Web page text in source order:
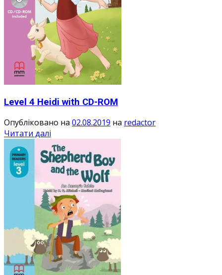
Level 4 Heidi with CD-ROM
Опубліковано на 02.08.2019 на redactor
Читати далі